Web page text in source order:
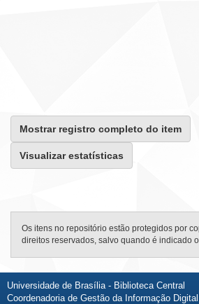
Mostrar registro completo do item
Visualizar estatísticas
Os itens no repositório estão protegidos por
direitos reservados, salvo quando é indicado
Universidade de Brasília - Biblioteca Central
Coordenadoria de Gestão da Informação